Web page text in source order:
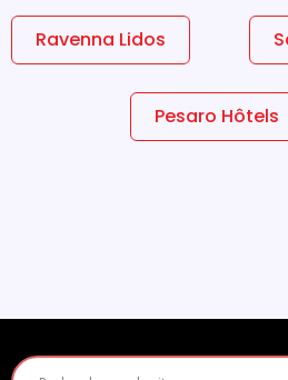
Ravenna Lidos
Pesaro Hôtels